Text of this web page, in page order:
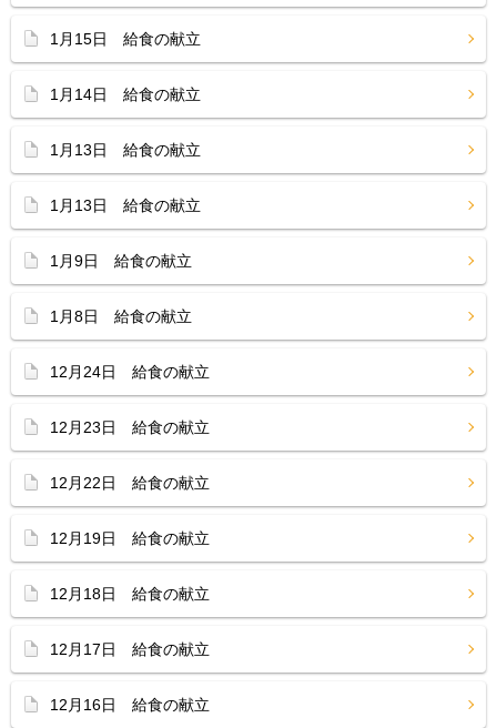
1月15日 給食の献立
1月14日 給食の献立
1月13日 給食の献立
1月13日 給食の献立
1月9日 給食の献立
1月8日 給食の献立
12月24日 給食の献立
12月23日 給食の献立
12月22日 給食の献立
12月19日 給食の献立
12月18日 給食の献立
12月17日 給食の献立
12月16日 給食の献立